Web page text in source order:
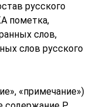
русского
пометка,
слов,
слов русского
«примечание»)